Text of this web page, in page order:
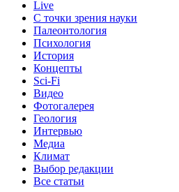
Live
С точки зрения науки
Палеонтология
Психология
История
Концепты
Sci-Fi
Видео
Фотогалерея
Геология
Интервью
Медиа
Климат
Выбор редакции
Все статьи